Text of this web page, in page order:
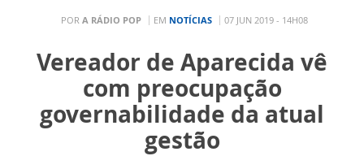
POR A RÁDIO POP EM NOTÍCIAS 07 JUN 2019 - 14H08
Vereador de Aparecida vê
com preocupação
governabilidade da atual
gestão